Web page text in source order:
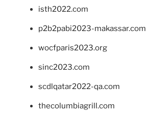
isth2022.com
p2b2pabi2023-makassar.com
wocfparis2023.org
sinc2023.com
scdlqatar2022-qa.com
thecolumbiagrill.com